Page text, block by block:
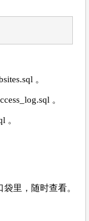
。
。
。
里，随时查看。